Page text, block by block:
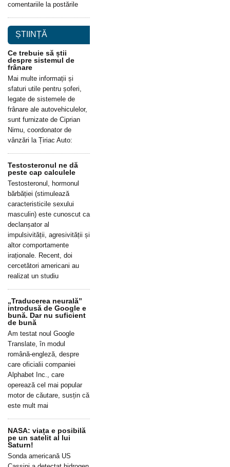
comentariile la postările
ȘTIINȚĂ
Ce trebuie să știi
despre sistemul de
frânare
Mai multe informații și
sfaturi utile pentru șoferi,
legate de sistemele de
frânare ale autovehiculelor,
sunt furnizate de Ciprian
Nimu, coordonator de
vânzări la Țiriac Auto:
Testosteronul ne dă
peste cap calculele
Testosteronul, hormonul
bărbăției (stimulează
caracteristicile sexului
masculin) este cunoscut ca
declanșator al
impulsivității, agresivității și
altor comportamente
iraționale. Recent, doi
cercetători americani au
realizat un studiu
„Traducerea neurală”
introdusă de Google e
bună. Dar nu suficient
de bună
Am testat noul Google
Translate, în modul
română-engleză, despre
care oficialii companiei
Alphabet Inc., care
operează cel mai popular
motor de căutare, susțin că
este mult mai
NASA: viața e posibilă
pe un satelit al lui
Saturn!
Sonda americană US